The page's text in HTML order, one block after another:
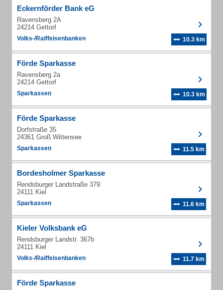
Eckernförder Bank eG
Ravensberg 2A
24214 Gettorf
Volks-/Raiffeisenbanken 10.3 km
Förde Sparkasse
Ravensberg 2a
24214 Gettorf
Sparkassen 10.3 km
Förde Sparkasse
Dorfstraße 35
24361 Groß Wittensee
Sparkassen 11.5 km
Bordesholmer Sparkasse
Rendsburger Landstraße 379
24111 Kiel
Sparkassen 11.6 km
Kieler Volksbank eG
Rendsburger Landstr. 367b
24111 Kiel
Volks-/Raiffeisenbanken 11.7 km
Förde Sparkasse